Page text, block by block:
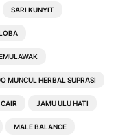
SARI KUNYIT
MUNCUL HERBAL SUPRASI
JAMU ULU HATI
MALE BALANCE